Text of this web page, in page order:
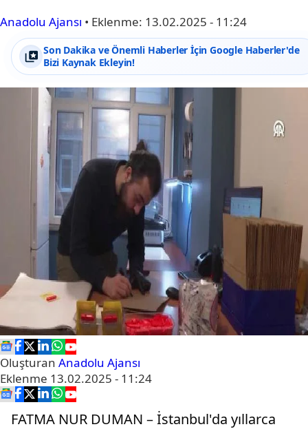
Anadolu Ajansı • Eklenme: 13.02.2025 - 11:24
Son Dakika ve Önemli Haberler İçin Google Haberler'de
Bizi Kaynak Ekleyin!
Oluşturan Anadolu Ajansı
Eklenme 13.02.2025 - 11:24
FATMA NUR DUMAN – İstanbul'da yıllarca